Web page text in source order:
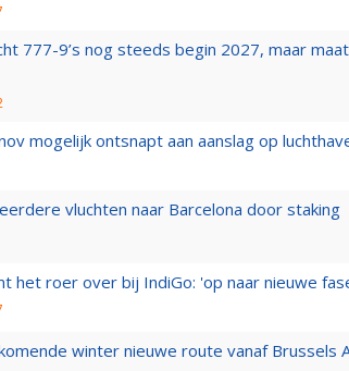
777-9’s nog steeds begin 2027, maar
mogelijk ontsnapt aan aanslag op
vluchten naar Barcelona door staking
het roer over bij IndiGo: 'op naar nieuwe
winter nieuwe route vanaf Brussels